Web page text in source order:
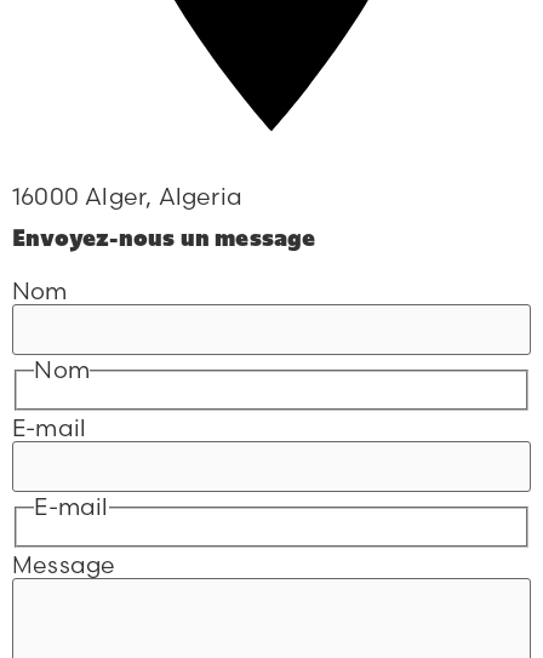
16000 Alger, Algeria
Envoyez-nous un message
Nom
Nom
E-mail
E-mail
Message